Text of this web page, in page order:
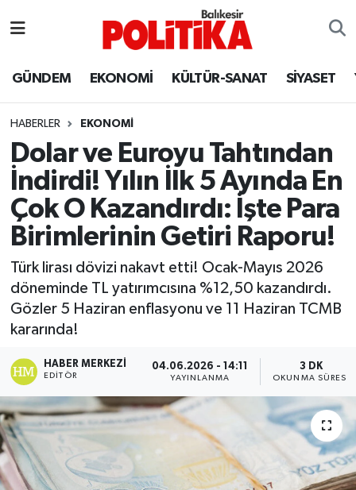
GÜNDEM EKONOMİ KÜLTÜR-SANAT SİYASET
HABERLER EKONOMİ
Dolar ve Euroyu Tahtından
İndirdi! Yılın İlk 5 Ayında En
Çok O Kazandırdı: İşte Para
Birimlerinin Getiri Raporu!
Türk lirası dövizi nakavt etti! Ocak-Mayıs 2026
döneminde TL yatırımcısına %12,50 kazandırdı.
Gözler 5 Haziran enflasyonu ve 11 Haziran TCMB
kararında!
HABER MERKEZI
EDITÖR
04.06.2026 - 14:11
YAYINLANMA
3 DK
OKUNMA SÜRESI
Ayvalık
Balya
Bandırma
Bigadiç
BİYOGRAFİLER
Burhaniye
Dursunbey
Edremit
Balıkesir Hava Durumu
Balıkesir Namaz Vakitleri
Balıkesir Trafik Yoğunluk Haritası
Süper Lig Puan Durumu ve Fikstür
Tüm Manşetler
Son Dakika Haberleri